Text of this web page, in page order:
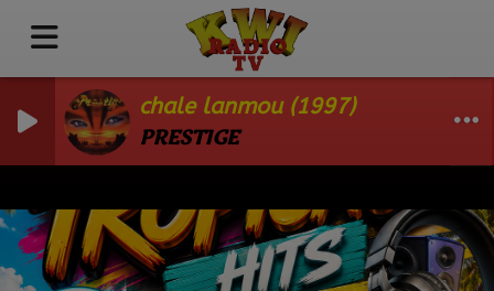
chale lanmou (1997)
PRESTIGE